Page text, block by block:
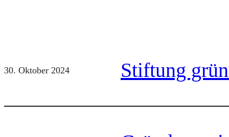
30. Oktober 2024 Stiftung